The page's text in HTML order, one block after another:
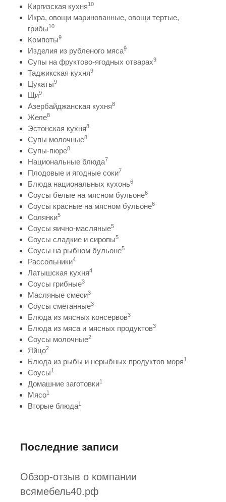
Киргизская кухня10
Икра, овощи маринованные, овощи тертые,
грибы10
Компоты9
Изделия из рубленого мяса9
Супы на фруктово-ягодных отварах9
Таджикская кухня9
Цукаты9
Щи9
Азербайджанская кухня8
Желе8
Эстонская кухня8
Супы молочные8
Супы-пюре8
Национальные блюда7
Плодовые и ягодные соки7
Блюда национальных кухонь6
Соусы белые на мясном бульоне6
Соусы красные на мясном бульоне6
Солянки5
Соусы яично-масляные5
Соусы сладкие и сиропы5
Соусы на рыбном бульоне5
Рассольники4
Латышская кухня4
Соусы грибные3
Масляные смеси3
Соусы сметанные3
Блюда из мясных консервов3
Блюда из мяса и мясных продуктов3
Соусы молочные2
Яйцо2
Блюда из рыбы и нерыбных продуктов моря1
Соусы1
Домашние заготовки1
Мясо1
Вторые блюда1
Последние записи
Обзор-отзыв о компании
всямебель40.рф